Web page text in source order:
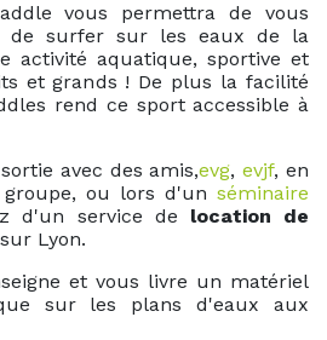
vous permettra de vous
de surfer sur les eaux de la
activité aquatique, sportive et
et grands ! De plus la facilité
rend ce sport accessible à
avec des amis,evg,evjf, en
ou lors d'un séminaire
d'un service de location de
sur Lyon.
et vous livre un matériel
sur les plans d'eaux aux